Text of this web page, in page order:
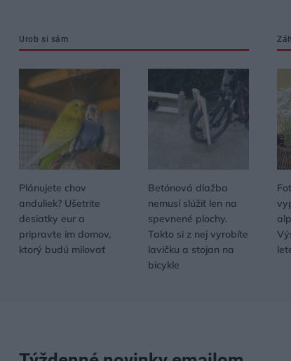
Urob si sám
Plánujete chov
anduliek? Ušetrite
desiatky eur a
pripravte im domov,
ktorý budú milovať
Betónová dlažba
nemusí slúžiť len na
spevnené plochy.
Takto si z nej vyrobíte
lavičku a stojan na
bicykle